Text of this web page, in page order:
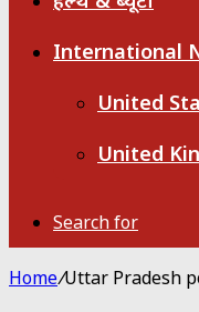
International
United
United
Search for
Home/Uttar Pradesh